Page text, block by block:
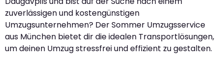
zuverlässigen und kostengünstigen
Umzugsunternehmen? Der Sommer Umzugsservice
aus München bietet dir die idealen Transportlösungen,
um deinen Umzug stressfrei und effizient zu gestalten.